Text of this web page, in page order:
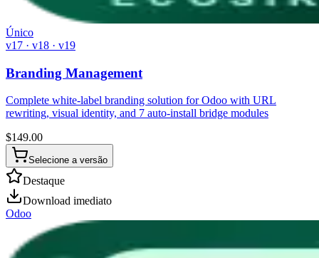
Único
v17 · v18 · v19
Branding Management
Complete white-label branding solution for Odoo with URL
rewriting, visual identity, and 7 auto-install bridge modules
$149.00
Selecione a versão
Destaque
Download imediato
Odoo